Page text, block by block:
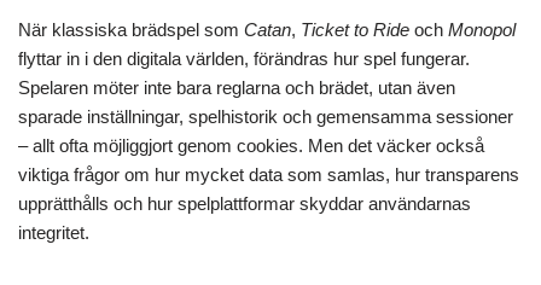
När klassiska brädspel som Catan, Ticket to Ride och Monopol
flyttar in i den digitala världen, förändras hur spel fungerar.
Spelaren möter inte bara reglarna och brädet, utan även
sparade inställningar, spelhistorik och gemensamma sessioner
– allt ofta möjliggjort genom cookies. Men det väcker också
viktiga frågor om hur mycket data som samlas, hur transparens
upprätthålls och hur spelplattformar skyddar användarnas
integritet.